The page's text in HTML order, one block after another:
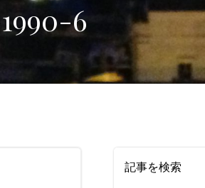
6
記事を検索